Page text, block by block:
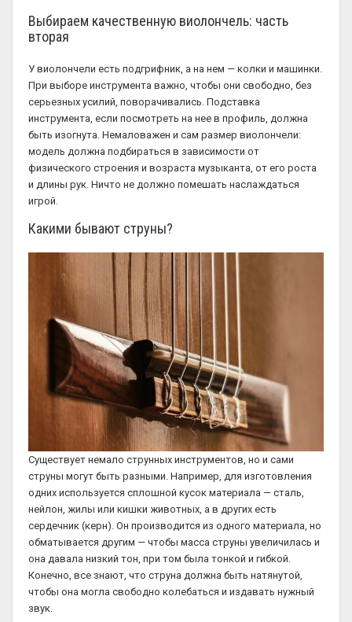
Выбираем качественную виолончель: часть
вторая
У виолончели есть подгрифник, а на нем — колки и машинки.
При выборе инструмента важно, чтобы они свободно, без
серьезных усилий, поворачивались. Подставка
инструмента, если посмотреть на нее в профиль, должна
быть изогнута. Немаловажен и сам размер виолончели:
модель должна подбираться в зависимости от
физического строения и возраста музыканта, от его роста
и длины рук. Ничто не должно помешать наслаждаться
игрой.
Какими бывают струны?
Существует немало струнных инструментов, но и сами
струны могут быть разными. Например, для изготовления
одних используется сплошной кусок материала — сталь,
нейлон, жилы или кишки животных, а в других есть
сердечник (керн). Он производится из одного материала, но
обматывается другим — чтобы масса струны увеличилась и
она давала низкий тон, при том была тонкой и гибкой.
Конечно, все знают, что струна должна быть натянутой,
чтобы она могла свободно колебаться и издавать нужный
звук.